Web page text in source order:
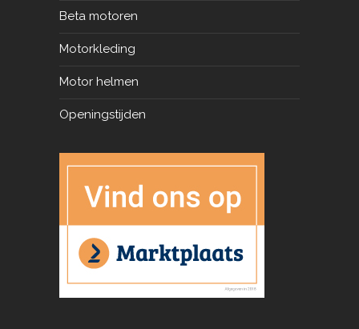
Beta motoren
Motorkleding
Motor helmen
Openingstijden